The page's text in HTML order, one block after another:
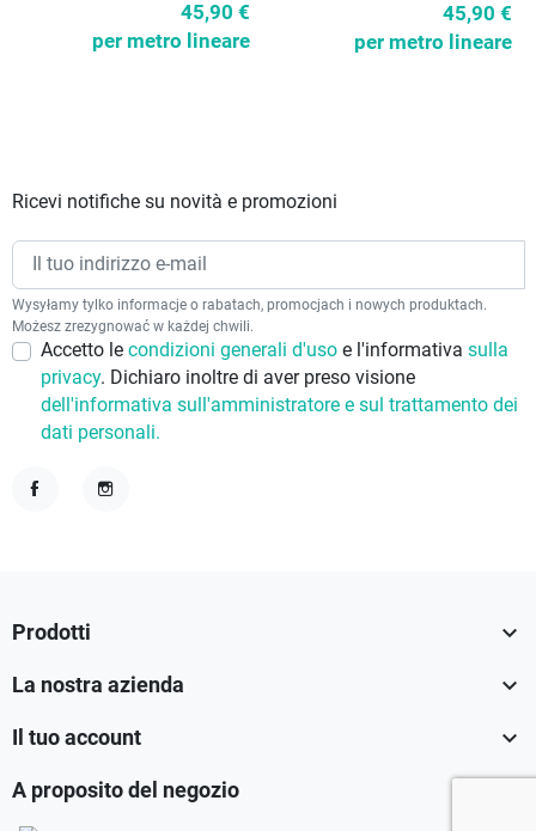
45,90 €
per metro lineare
45,90 €
per metro lineare
Ricevi notifiche su novità e promozioni
Wysyłamy tylko informacje o rabatach, promocjach i nowych produktach.
Możesz zrezygnować w każdej chwili.
Accetto le condizioni generali d'uso e l'informativa sulla
privacy. Dichiaro inoltre di aver preso visione
dell'informativa sull'amministratore e sul trattamento dei
dati personali.
Prodotti 
La nostra azienda 
Il tuo account 
A proposito del negozio